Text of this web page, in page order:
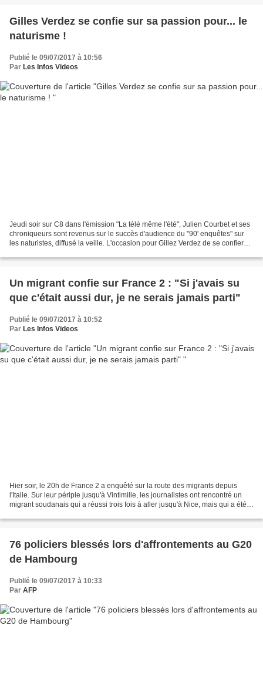
Gilles Verdez se confie sur sa passion pour... le
naturisme !
Publié le 09/07/2017 à 10:56
Par Les Infos Videos
Jeudi soir sur C8 dans l'émission "La télé même l'été", Julien Courbet et ses
chroniqueurs sont revenus sur le succès d'audience du "90' enquêtes" sur
les naturistes, diffusé la veille. L'occasion pour Gillez Verdez de se confier
Un migrant confie sur France 2 : "Si j'avais su
que c'était aussi dur, je ne serais jamais parti"
Publié le 09/07/2017 à 10:52
Par Les Infos Videos
Hier soir, le 20h de France 2 a enquêté sur la route des migrants depuis
l'Italie. Sur leur périple jusqu'à Vintimille, les journalistes ont rencontré un
migrant soudanais qui a réussi trois fois à aller jusqu'à Nice, mais qui a été
76 policiers blessés lors d'affrontements au G20
de Hambourg
Publié le 09/07/2017 à 10:33
Par AFP